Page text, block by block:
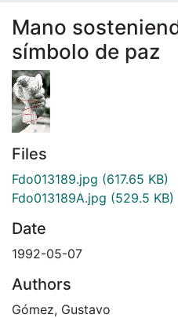
Mano
símbolo de paz
Files
Fdo013189.jpg (617.65 KB)
Fdo013189A.jpg (529.5 KB)
Date
1992-05-07
Authors
Gómez, Gustavo